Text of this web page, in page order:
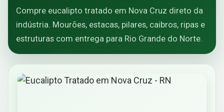
Compre eucalipto tratado em Nova Cruz direto da
indústria. Mourões, estacas, pilares, caibros, ripas e
estruturas com entrega para Rio Grande do Norte.